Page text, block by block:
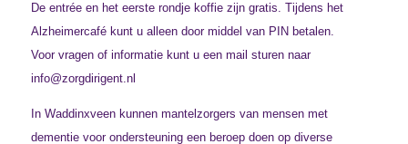
De entrée en het eerste rondje koffie zijn gratis. Tijdens het
Alzheimercafé kunt u alleen door middel van PIN betalen.
Voor vragen of informatie kunt u een mail sturen naar
info@zorgdirigent.nl
In Waddinxveen kunnen mantelzorgers van mensen met
dementie voor ondersteuning een beroep doen op diverse